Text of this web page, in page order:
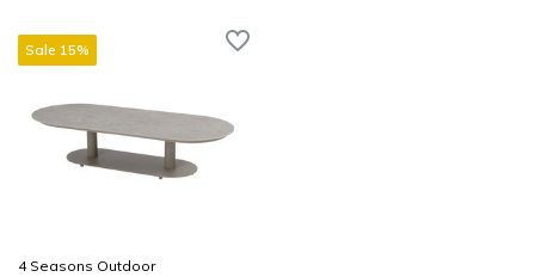
Sale 15%
4 Seasons Outdoor